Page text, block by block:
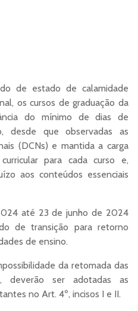
de estado de calamidade
os cursos de graduação da
do mínimo de dias de
desde que observadas as
(DCNs) e mantida a carga
para cada curso e,
aos conteúdos essenciais
até 23 de junho de 2024
de transição para retorno
de ensino.
da retomada das
deverão ser adotadas as
no Art. 4º, incisos I e II.